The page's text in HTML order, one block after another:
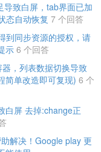
导致白屏，tab界面已加
态自动恢复 7 个回答
到同步资源的授权，请
示 6 个回答
，列表数据切换导致
简单改造即可复现) 6 个
白屏 去掉:change正
解决！Google play 更